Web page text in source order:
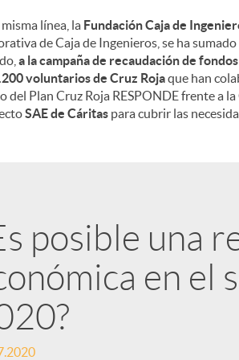
misma línea, la Fundación Caja de
de Caja de Ingenieros, se ha
a la campaña de recaudación de fondos
voluntarios de Cruz Rojaque han
del Plan Cruz Roja RESPONDE frente a
SAE de Cáritas para cubrir las
posible una
en el